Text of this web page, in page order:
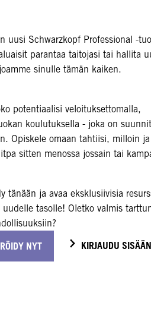
uusi Schwarzkopf Professional -
parantaa taitojasi tai hallita
sinulle tämän kaiken.
potentiaalisi veloituksettomalla,
koulutuksella - joka on
Opiskele omaan tahtiisi, milloin ja
sitten menossa jossain tai
tänään ja avaa eksklusiivisia
uudelle tasolle! Oletko valmis
NYT KIRJAUDU SISÄÄN